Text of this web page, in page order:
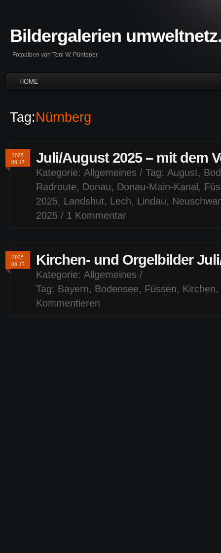
Bildergalerien
Fotoalben von Toni W. Püntener
HOME
Tag:Nürnberg
2025
08.17
Juli/August 2025 – mit dem
Kategorie: Allgemeines / Tag: August,
Radroute, Donau, Donau-Main-Kanal ,
2025, Landshut, Lech, Lindau,
2025 / 1 Kommentar
2025
08.17
Kirchen- und Orgelbilder
Kategorie: Allgemeines /
Tag: Bayern, Bodensee, Füssen, Kirchen,
Kommentieren